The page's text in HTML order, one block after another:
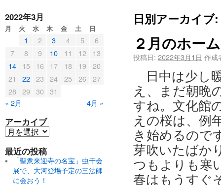
日別アーカイブ:
２月のホー
投稿日: 2022年3月1日 作成
日中は少し
え、まだ朝晩
すね。文化館
えの桜は、例
き始めるので
芽吹いたばか
つもよりも寒
春はもうすぐ
2022年3月
月 火 水 木 金 土 日
« 2月 4月 »
1 2 3 4 5
6
7
8 9 10 11 12
13
14
15 16 17 18 19
20
21
22 23 24 25 26
27
28
29 30 31
アーカイブ
最近の投稿
「聖衆来迎寺の名宝」虫干会
展で、大河登場予定の三法師
に会おう！